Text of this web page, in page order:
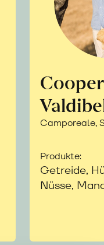
Camporeale,
Produkte:
Getreide,
Nüsse,